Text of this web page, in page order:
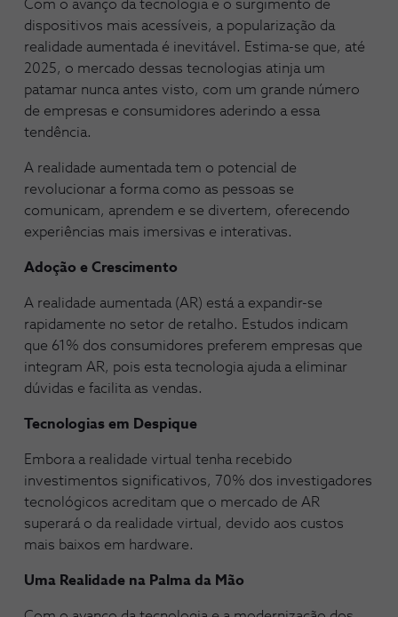
Com o avanço da tecnologia e o surgimento de
dispositivos mais acessíveis, a popularização da
realidade aumentada é inevitável. Estima-se que, até
2025, o mercado dessas tecnologias atinja um
patamar nunca antes visto, com um grande número
de empresas e consumidores aderindo a essa
tendência.
A realidade aumentada tem o potencial de
revolucionar a forma como as pessoas se
comunicam, aprendem e se divertem, oferecendo
experiências mais imersivas e interativas.
Adoção e Crescimento
A realidade aumentada (AR) está a expandir-se
rapidamente no setor de retalho. Estudos indicam
que 61% dos consumidores preferem empresas que
integram AR, pois esta tecnologia ajuda a eliminar
dúvidas e facilita as vendas.
Tecnologias em Despique
Embora a realidade virtual tenha recebido
investimentos significativos, 70% dos investigadores
tecnológicos acreditam que o mercado de AR
superará o da realidade virtual, devido aos custos
mais baixos em hardware.
Uma Realidade na Palma da Mão